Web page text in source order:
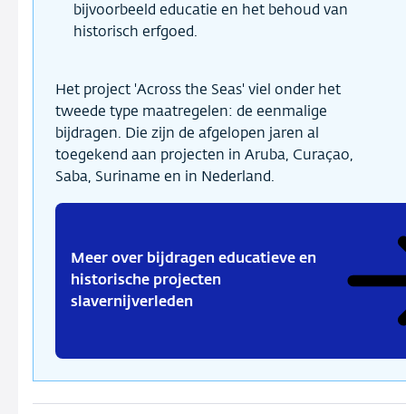
bijvoorbeeld educatie en het behoud van
historisch erfgoed.
Het project 'Across the Seas' viel onder het
tweede type maatregelen: de eenmalige
bijdragen. Die zijn de afgelopen jaren al
toegekend aan projecten in Aruba, Curaçao,
Saba, Suriname en in Nederland.
Meer over bijdragen educatieve en
historische projecten
slavernijverleden